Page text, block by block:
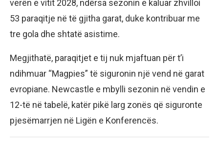
verën e vitit 2028, ndërsa sezonin e kaluar zhvilloi
53 paraqitje në të gjitha garat, duke kontribuar me
tre gola dhe shtatë asistime.
Megjithatë, paraqitjet e tij nuk mjaftuan për t’i
ndihmuar “Magpies” të siguronin një vend në garat
evropiane. Newcastle e mbylli sezonin në vendin e
12-të në tabelë, katër pikë larg zonës që siguronte
pjesëmarrjen në Ligën e Konferencës.